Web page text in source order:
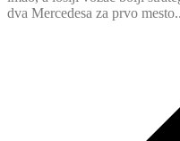
dva Mercedesa za prvo mesto..